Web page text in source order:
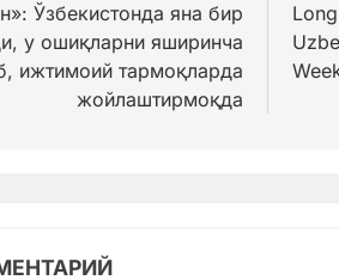
Ўзбекистонда яна бир
у ошиқларни яширинча
ижтимоий тармоқларда
жойлаштирмоқда